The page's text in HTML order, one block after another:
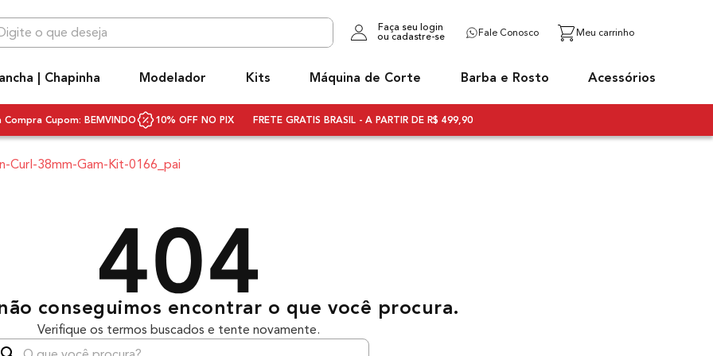
deseja
Faça seu login
ou cadastre-se
Fale Conosco
| Chapinha Modelador Kits Máquina de Corte Barba e Rosto Acessórios
Compra Cupom: BEMVINDO 10% OFF NO PIX FRETE GRATIS BRASIL - A PARTIR DE R$ 499,90
38mm-Gam-Kit-0166_pai
conseguimos encontrar o que você procura.
Verifique os termos buscados e tente novamente.
você procura?
cabelo